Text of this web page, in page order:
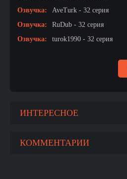
Озвучка:
AveTurk - 32 серия
Озвучка:
RuDub - 32 серия
Озвучка:
turok1990 - 32 серия
ИНТЕРЕСНОЕ
КОММЕНТАРИИ